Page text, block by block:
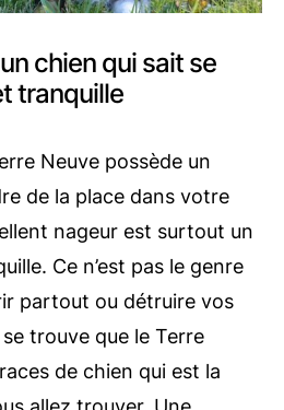
chien qui sait se
tranquille
Neuve possède un
de la place dans votre
nageur est surtout un
Ce n’est pas le genre
partout ou détruire vos
trouve que le Terre
de chien qui est la